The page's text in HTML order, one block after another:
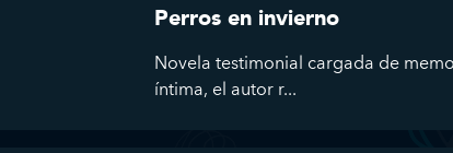
Perros en invierno
Novela testimonial cargada de
íntima, el autor r...